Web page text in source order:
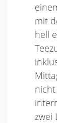
mit
hell
zwei